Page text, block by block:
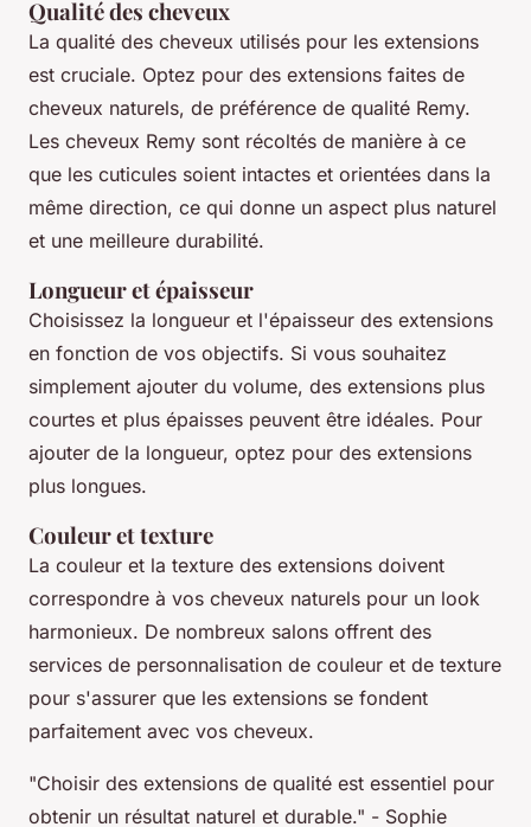
Qualité des cheveux
La qualité des cheveux utilisés pour les extensions
est cruciale. Optez pour des extensions faites de
cheveux naturels, de préférence de qualité Remy.
Les cheveux Remy sont récoltés de manière à ce
que les cuticules soient intactes et orientées dans la
même direction, ce qui donne un aspect plus naturel
et une meilleure durabilité.
Longueur et épaisseur
Choisissez la longueur et l'épaisseur des extensions
en fonction de vos objectifs. Si vous souhaitez
simplement ajouter du volume, des extensions plus
courtes et plus épaisses peuvent être idéales. Pour
ajouter de la longueur, optez pour des extensions
plus longues.
Couleur et texture
La couleur et la texture des extensions doivent
correspondre à vos cheveux naturels pour un look
harmonieux. De nombreux salons offrent des
services de personnalisation de couleur et de texture
pour s'assurer que les extensions se fondent
parfaitement avec vos cheveux.
"Choisir des extensions de qualité est essentiel pour
obtenir un résultat naturel et durable." - Sophie